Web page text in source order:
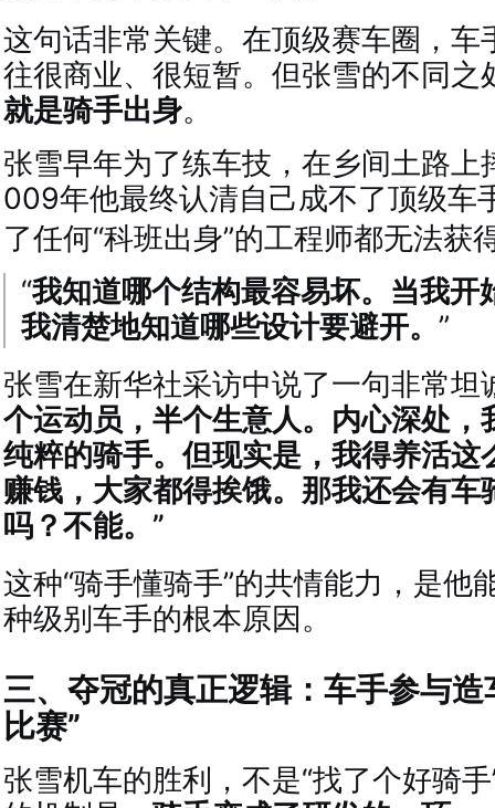
这句话非常关键。在顶级赛车圈，车
往很商业、很短暂。但张雪的不同
就是骑手出身。
张雪早年为了练车技，在乡间土路上
009年他最终认清自己成不了顶级车
了任何“科班出身”的工程师都无法获
“我知道哪个结构最容易坏。当我开
我清楚地知道哪些设计要避开。 ”
张雪在新华社采访中说了一句非常坦
个运动员，半个生意人。内心深处，
纯粹的骑手。但现实是，我得养活这
赚钱，大家都得挨饿。那我还会有车
吗？不能。”
这种“骑手懂骑手”的共情能力，是他
种级别车手的根本原因。
三、夺冠的真正逻辑：车手参与造
比赛”
张雪机车的胜利，不是“找了个好骑